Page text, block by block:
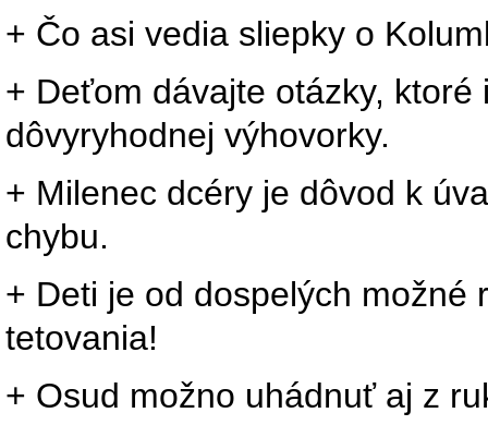
+ Čo asi vedia sliepky o
+ Deťom dávajte otázky,
dôvyryhodnej výhovorky.
+ Milenec dcéry je dôvod k
chybu.
+ Deti je od dospelých
tetovania!
+ Osud možno uhádnuť aj z